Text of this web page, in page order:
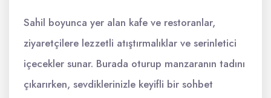
Sahil boyunca yer alan kafe ve restoranlar,
ziyaretçilere lezzetli atıştırmalıklar ve serinletici
içecekler sunar. Burada oturup manzaranın tadını
çıkarırken, sevdiklerinizle keyifli bir sohbet